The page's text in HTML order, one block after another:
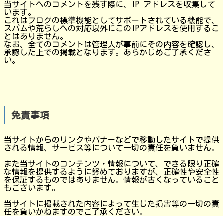
当サイトへのコメントを残す際に、IP アドレスを収集して
います。
これはブログの標準機能としてサポートされている機能で、
スパムや荒らしへの対応以外にこのIPアドレスを使用するこ
とはありません。
なお、全てのコメントは管理人が事前にその内容を確認し、
承認した上での掲載となります。あらかじめご了承くださ
い。
免責事項
当サイトからのリンクやバナーなどで移動したサイトで提供
される情報、サービス等について一切の責任を負いません。
また当サイトのコンテンツ・情報について、できる限り正確
な情報を提供するように努めておりますが、正確性や安全性
を保証するものではありません。情報が古くなっていること
もございます。
当サイトに掲載された内容によって生じた損害等の一切の責
任を負いかねますのでご了承ください。